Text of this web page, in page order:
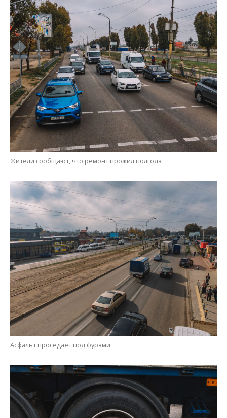
Жители сообщают, что ремонт прожил полгода
Асфальт проседает под фурами